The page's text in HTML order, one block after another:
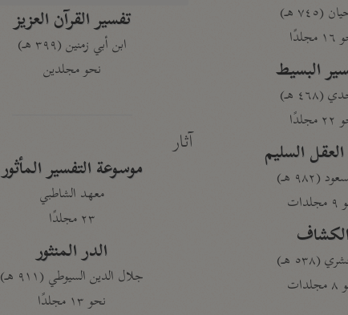
(٧٤٥ هـ)
البسيط
(٤٦٨ هـ)
السليم
(٩٨٢ هـ)
الكشاف
(٥٣٨ هـ)
تفسير القرآن العزيز
ابن أبي زمنين (٣٩٩ هـ)
نحو مجلدين
آثار
موسوعة التفسير المأثور
معهد الشاطبي
٢٣ مجلدًا
الدر المنثور
جلال الدين السيوطي (٩١١ هـ)
نحو ١٣ مجلدًا